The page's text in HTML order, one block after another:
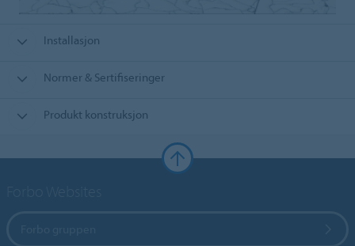
Installasjon
Normer & Sertifiseringer
Produkt konstruksjon